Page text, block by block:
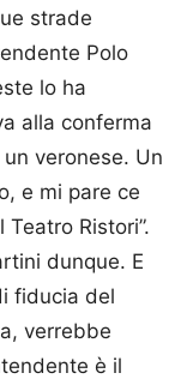
strade
Polo
lo ha
alla conferma
veronese. Un
e mi pare ce
Ristori”.
dunque. E
fiducia del
verrebbe
è il